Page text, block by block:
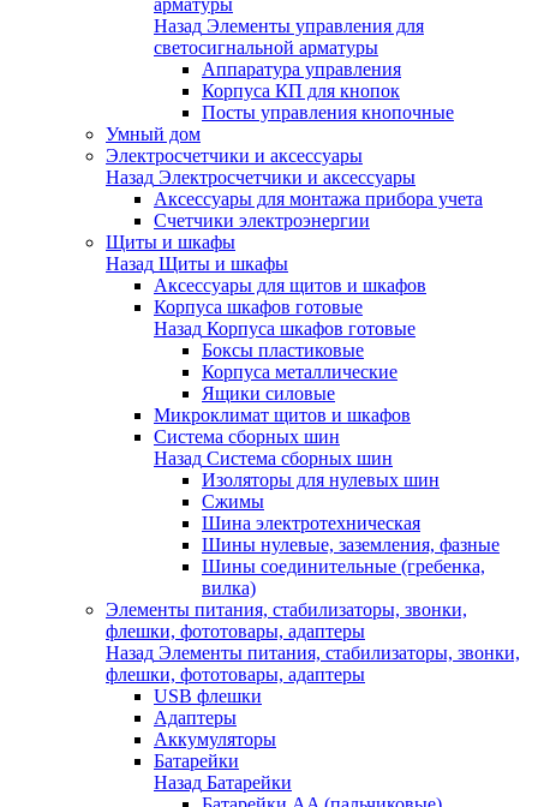
арматуры
Назад Элементы управления для
светосигнальной арматуры
Аппаратура управления
Корпуса КП для кнопок
Посты управления кнопочные
Умный дом
Электросчетчики и аксессуары
Назад Электросчетчики и аксессуары
Аксессуары для монтажа прибора учета
Счетчики электроэнергии
Щиты и шкафы
Назад Щиты и шкафы
Аксессуары для щитов и шкафов
Корпуса шкафов готовые
Назад Корпуса шкафов готовые
Боксы пластиковые
Корпуса металлические
Ящики силовые
Микроклимат щитов и шкафов
Система сборных шин
Назад Система сборных шин
Изоляторы для нулевых шин
Сжимы
Шина электротехническая
Шины нулевые, заземления, фазные
Шины соединительные (гребенка,
вилка)
Элементы питания, стабилизаторы, звонки,
флешки, фототовары, адаптеры
Назад Элементы питания, стабилизаторы, звонки,
флешки, фототовары, адаптеры
USB флешки
Адаптеры
Аккумуляторы
Батарейки
Назад Батарейки